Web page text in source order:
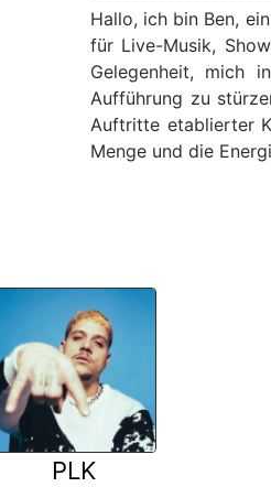
Hallo, ich bin Ben,
für Live-Musik,
Gelegenheit, mich
Aufführung zu
Auftritte etablierter
Menge und die
PLK